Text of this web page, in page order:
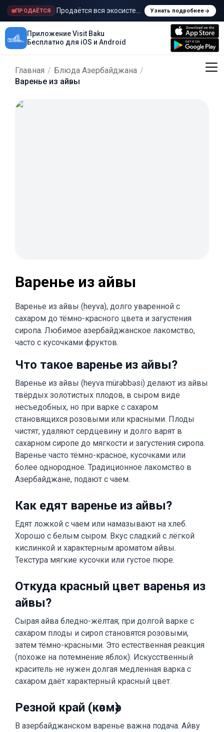
ПРОДАЁТСЯ Продаётся вся экосистема Visit BakuУзнать подробнее
Приложение Visit Baku
Бесплатно для iOS и Android
Главная / Блюда Азербайджана /
Варенье из айвы
Варенье из айвы
Варенье из айвы (heyva), долго уваренной с
сахаром до тёмно-красного цвета и загустения
сиропа. Любимое азербайджанское лакомство,
часто с кусочками фруктов.
Что такое варенье из айвы?
Варенье из айвы (heyva mürəbbəsi) делают из айвы
твёрдых золотистых плодов, в сыром виде
несъедобных, но при варке с сахаром
становящихся розовыми или красными. Плоды
чистят, удаляют сердцевину и долго варят в
сахарном сиропе до мягкости и загустения сиропа.
Варенье часто тёмно-красное, кусочками или
более однородное. Традиционное лакомство в
Азербайджане, подают с чаем.
Как едят варенье из айвы?
Едят ложкой с чаем или намазывают на хлеб.
Хорошо с белым сыром. Вкус сладкий с лёгкой
кислинкой и характерным ароматом айвы.
Текстура мягкие кусочки или густое пюре.
Откуда красный цвет варенья из
айвы?
Сырая айва бледно-жёлтая; при долгой варке с
сахаром плоды и сироп становятся розовыми,
затем тёмно-красными. Это естественная реакция
(похоже на потемнение яблок). Искусственный
краситель не нужен долгая медленная варка с
сахаром даёт характерный красный цвет.
Резной край (кәсмә)
В азербайджанском варенье важна подача. Айву